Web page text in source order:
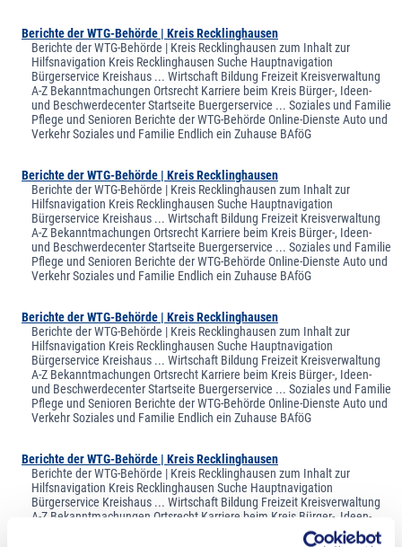
Berichte der WTG-Behörde | Kreis Recklinghausen
Berichte der WTG-Behörde | Kreis Recklinghausen zum Inhalt zur
Hilfsnavigation Kreis Recklinghausen Suche Hauptnavigation
Bürgerservice Kreishaus ... Wirtschaft Bildung Freizeit Kreisverwaltung
A-Z Bekanntmachungen Ortsrecht Karriere beim Kreis Bürger-, Ideen-
und Beschwerdecenter Startseite Buergerservice ... Soziales und Familie
Pflege und Senioren Berichte der WTG-Behörde Online-Dienste Auto und
Verkehr Soziales und Familie Endlich ein Zuhause BAföG
Berichte der WTG-Behörde | Kreis Recklinghausen
Berichte der WTG-Behörde | Kreis Recklinghausen zum Inhalt zur
Hilfsnavigation Kreis Recklinghausen Suche Hauptnavigation
Bürgerservice Kreishaus ... Wirtschaft Bildung Freizeit Kreisverwaltung
A-Z Bekanntmachungen Ortsrecht Karriere beim Kreis Bürger-, Ideen-
und Beschwerdecenter Startseite Buergerservice ... Soziales und Familie
Pflege und Senioren Berichte der WTG-Behörde Online-Dienste Auto und
Verkehr Soziales und Familie Endlich ein Zuhause BAföG
Berichte der WTG-Behörde | Kreis Recklinghausen
Berichte der WTG-Behörde | Kreis Recklinghausen zum Inhalt zur
Hilfsnavigation Kreis Recklinghausen Suche Hauptnavigation
Bürgerservice Kreishaus ... Wirtschaft Bildung Freizeit Kreisverwaltung
A-Z Bekanntmachungen Ortsrecht Karriere beim Kreis Bürger-, Ideen-
und Beschwerdecenter Startseite Buergerservice ... Soziales und Familie
Pflege und Senioren Berichte der WTG-Behörde Online-Dienste Auto und
Verkehr Soziales und Familie Endlich ein Zuhause BAföG
Berichte der WTG-Behörde | Kreis Recklinghausen
Berichte der WTG-Behörde | Kreis Recklinghausen zum Inhalt zur
Hilfsnavigation Kreis Recklinghausen Suche Hauptnavigation
Bürgerservice Kreishaus ... Wirtschaft Bildung Freizeit Kreisverwaltung
A-Z Bekanntmachungen Ortsrecht Karriere beim Kreis Bürger-, Ideen-
und Beschwerdecenter Startseite Buergerservice ... Soziales und Familie